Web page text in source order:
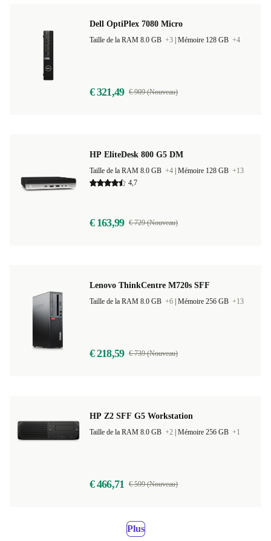
Dell OptiPlex 7080 Micro
Taille de la RAM 8.0 GB +3 Mémoire 128 GB +4
€ 321,49 € 909 (Nouveau)
HP EliteDesk 800 G5 DM
Taille de la RAM 8.0 GB +4 Mémoire 128 GB +13
4,7
€ 163,99 € 729 (Nouveau)
Lenovo ThinkCentre M720s SFF
Taille de la RAM 8.0 GB +6 Mémoire 256 GB +13
€ 218,59 € 739 (Nouveau)
HP Z2 SFF G5 Workstation
Taille de la RAM 8.0 GB +2 Mémoire 256 GB +1
€ 466,71 € 599 (Nouveau)
Plus